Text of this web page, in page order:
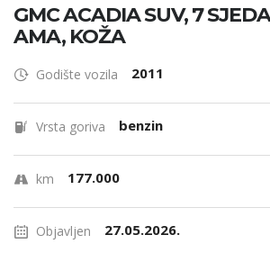
GMC ACADIA SUV, 7
AMA, KOŽA
Godište vozila 2011
Vrsta goriva benzin
km 177.000
Objavljen 27.05.2026.